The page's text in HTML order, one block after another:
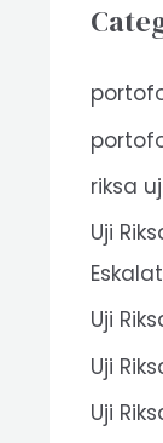
riksa
Uji
Uji
Uji
Uji